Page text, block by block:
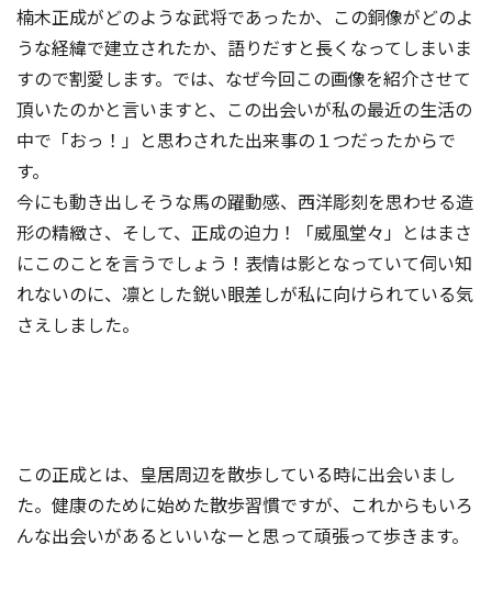
楠木正成がどのような武将であったか、この銅像がどのよ
うな経緯で建立されたか、語りだすと長くなってしまいま
すので割愛します。では、なぜ今回この画像を紹介させて
頂いたのかと言いますと、この出会いが私の最近の生活の
中で「おっ！」と思わされた出来事の１つだったからで
す。
今にも動き出しそうな馬の躍動感、西洋彫刻を思わせる造
形の精緻さ、そして、正成の迫力！「威風堂々」とはまさ
にこのことを言うでしょう！表情は影となっていて伺い知
れないのに、凛とした鋭い眼差しが私に向けられている気
さえしました。
この正成とは、皇居周辺を散歩している時に出会いまし
た。健康のために始めた散歩習慣ですが、これからもいろ
んな出会いがあるといいなーと思って頑張って歩きます。